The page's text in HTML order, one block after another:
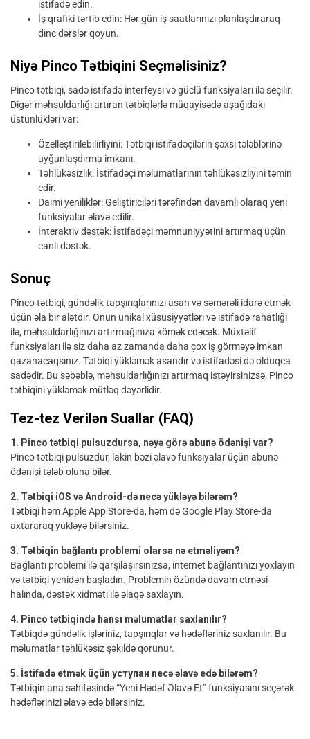
istifadə edin.
İş qrafiki tərtib edin: Hər gün iş saatlarınızı planlaşdıraraq
dinc dərslər qoyun.
Niyə Pinco Tətbiqini Seçməlisiniz?
Pinco tətbiqi, sadə istifadə interfeysi və güclü funksiyaları ilə seçilir.
Digər məhsuldarlığı artıran tətbiqlərlə müqayisədə aşağıdakı
üstünlükləri var:
Özelleştirilebilirliyini: Tətbiqi istifadəçilərin şəxsi tələblərinə
uyğunlaşdırma imkanı.
Təhlükəsizlik: İstifadəçi məlumatlarının təhlükəsizliyini təmin
edir.
Daimi yeniliklər: Geliştiriciləri tərəfindən davamlı olaraq yeni
funksiyalar əlavə edilir.
İnteraktiv dəstək: İstifadəçi məmnuniyyətini artırmaq üçün
canlı dəstək.
Sonuç
Pinco tətbiqi, gündəlik tapşırıqlarınızı asan və səmərəli idarə etmək
üçün əla bir alətdir. Onun unikal xüsusiyyətləri və istifadə rahatlığı
ilə, məhsuldarlığınızı artırmağınıza kömək edəcək. Müxtəlif
funksiyaları ilə siz daha az zamanda daha çox iş görməyə imkan
qazanacaqsınız. Tətbiqi yükləmək asandır və istifadəsi də olduqca
sadədir. Bu səbəblə, məhsuldarlığınızı artırmaq istəyirsinizsə, Pinco
tətbiqini yükləmək mütləq dəyərlidir.
Tez-tez Verilən Suallar (FAQ)
1. Pinco tətbiqi pulsuzdursa, nəyə görə abunə ödənişi var?
Pinco tətbiqi pulsuzdur, lakin bəzi əlavə funksiyalar üçün abunə
ödənişi tələb oluna bilər.
2. Tətbiqi iOS və Android-də necə yükləyə bilərəm?
Tətbiqi həm Apple App Store-da, həm də Google Play Store-da
axtararaq yükləyə bilərsiniz.
3. Tətbiqin bağlantı problemi olarsa nə etməliyəm?
Bağlantı problemi ilə qarşılaşırsınızsa, internet bağlantınızı yoxlayın
və tətbiqi yenidən başladın. Problemin özündə davam etməsi
halında, dəstək xidməti ilə əlaqə saxlayın.
4. Pinco tətbiqində hansı məlumatlar saxlanılır?
Tətbiqdə gündəlik işləriniz, tapşırıqlar və hədəfləriniz saxlanılır. Bu
məlumatlar təhlükəsiz şəkildə qorunur.
5. İstifadə etmək üçün уступан necə əlavə edə bilərəm?
Tətbiqin ana səhifəsində “Yeni Hədəf Əlavə Et” funksiyasını seçərək
hədəflərinizi əlavə edə bilərsiniz.